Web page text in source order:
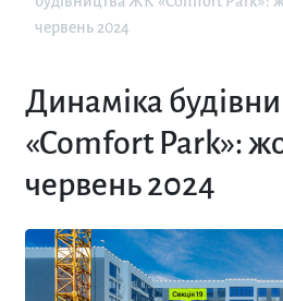
червень 2024
Динаміка
«Comfort Park»:
червень 2024